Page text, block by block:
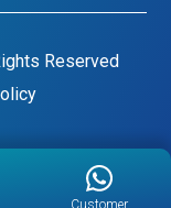
Reserved
Customer